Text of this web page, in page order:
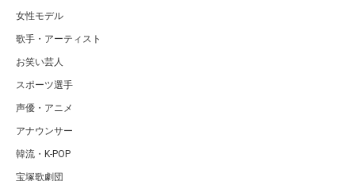
女性モデル
歌手・アーティスト
お笑い芸人
スポーツ選手
声優・アニメ
アナウンサー
韓流・K-POP
宝塚歌劇団